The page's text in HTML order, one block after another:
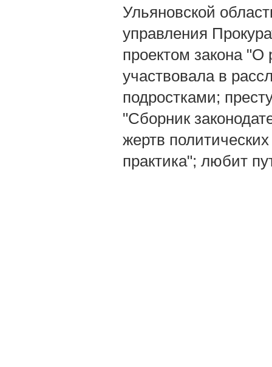
Ульяновской
управления
проектом закона "О
участвовала в
подростками;
"Сборник
жертв
практика"; любит